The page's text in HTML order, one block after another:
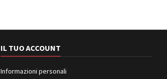
IL TUO ACCOUNT
Informazioni personali